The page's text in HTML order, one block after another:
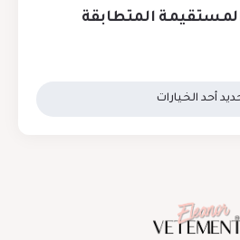
المتطابقة
أحد الخيارات